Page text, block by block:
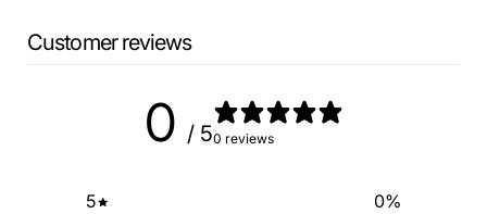
Customer reviews
0 / 50 reviews
5 0%